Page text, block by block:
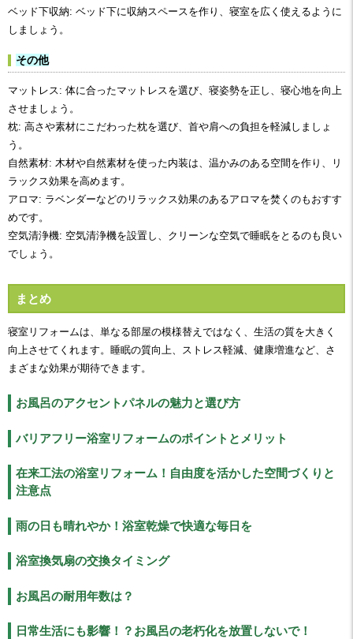
ベッド下収納: ベッド下に収納スペースを作り、寝室を広く使えるように
しましょう。
その他
マットレス: 体に合ったマットレスを選び、寝姿勢を正し、寝心地を向上
させましょう。
枕: 高さや素材にこだわった枕を選び、首や肩への負担を軽減しましょ
う。
自然素材: 木材や自然素材を使った内装は、温かみのある空間を作り、リ
ラックス効果を高めます。
アロマ: ラベンダーなどのリラックス効果のあるアロマを焚くのもおすす
めです。
空気清浄機: 空気清浄機を設置し、クリーンな空気で睡眠をとるのも良い
でしょう。
まとめ
寝室リフォームは、単なる部屋の模様替えではなく、生活の質を大きく
向上させてくれます。睡眠の質向上、ストレス軽減、健康増進など、さ
まざまな効果が期待できます。
お風呂のアクセントパネルの魅力と選び方
バリアフリー浴室リフォームのポイントとメリット
在来工法の浴室リフォーム！自由度を活かした空間づくりと
注意点
雨の日も晴れやか！浴室乾燥で快適な毎日を
浴室換気扇の交換タイミング
お風呂の耐用年数は？
日常生活にも影響！？お風呂の老朽化を放置しないで！